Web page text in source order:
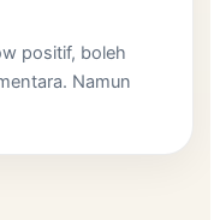
positif, boleh
Namun